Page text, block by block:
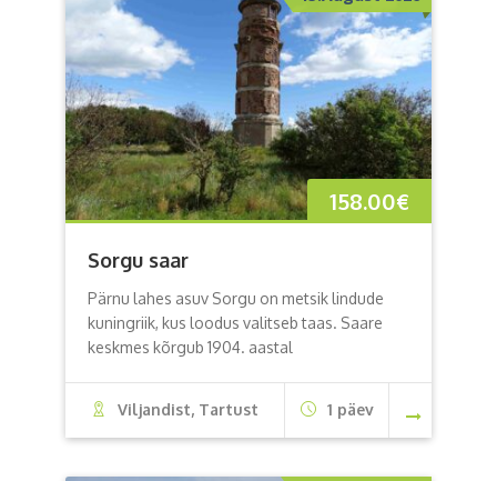
158.00€
Sorgu saar
Pärnu lahes asuv Sorgu on metsik lindude
kuningriik, kus loodus valitseb taas. Saare
keskmes kõrgub 1904. aastal
Viljandist, Tartust 1 päev